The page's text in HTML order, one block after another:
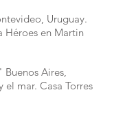
Uruguay.
Héroes en Martin
Aires,
mar. Casa Torres